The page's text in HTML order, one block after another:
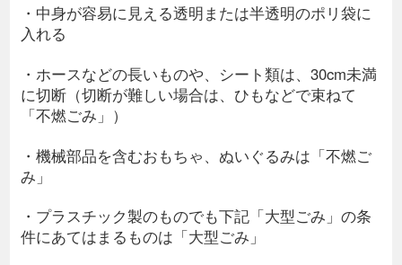
・中身が容易に見える透明または半透明のポリ袋に
入れる
・ホースなどの長いものや、シート類は、30cm未満
に切断（切断が難しい場合は、ひもなどで束ねて
「不燃ごみ」）
・機械部品を含むおもちゃ、ぬいぐるみは「不燃ご
み」
・プラスチック製のものでも下記「大型ごみ」の条
件にあてはまるものは「大型ごみ」